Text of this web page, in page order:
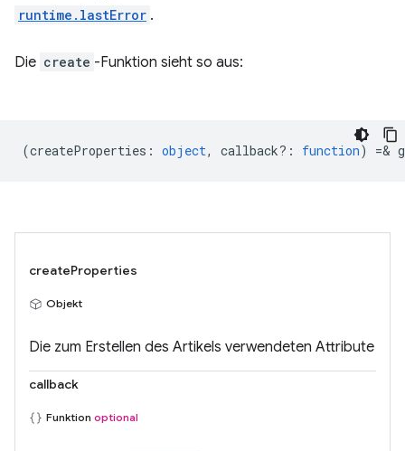
runtime.lastError .
Die create -Funktion sieht so aus:
(createProperties : object, callback? : function) =&
createProperties
Objekt
Die zum Erstellen des Artikels verwendeten Attribute
callback
Funktion optional